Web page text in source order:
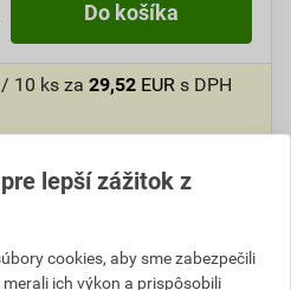
Do košíka
10 ks za 29,52 EUR s DPH
Katalógový kód: 4R2A9
lepší zážitok z
cookies, aby sme zabezpečili
ich výkon a prispôsobili